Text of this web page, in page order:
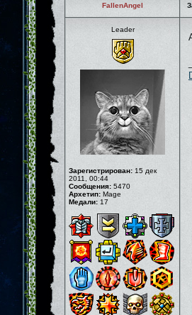
FallenAngel
Leader
Зарегистрирован: 15 дек
2011, 00:44
Сообщения: 5470
Архетип: Mage
Медали: 17